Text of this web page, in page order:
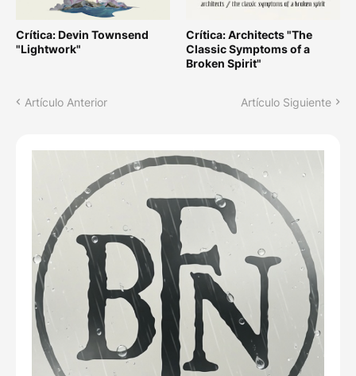
Crítica: Devin Townsend
"Lightwork"
Crítica: Architects "The
Classic Symptoms of a
Broken Spirit"
Artículo Anterior Artículo Siguiente